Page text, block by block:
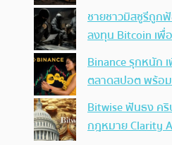
ชายชาวมิสซูรีถูก
ลงทุน Bitcoin เพื่
Binance รุกหนัก
ตลาดสปอต พร้อ
Bitwise ฟันธง คริ
กฎหมาย Clarity